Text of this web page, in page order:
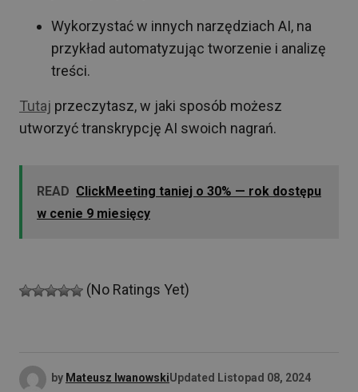
Wykorzystać w innych narzędziach AI, na
przykład automatyzując tworzenie i analizę
treści.
Tutaj przeczytasz, w jaki sposób możesz
utworzyć transkrypcję AI swoich nagrań.
READ ClickMeeting taniej o 30% — rok dostępu
w cenie 9 miesięcy
(No Ratings Yet)
by Mateusz IwanowskiUpdated Listopad 08, 2024